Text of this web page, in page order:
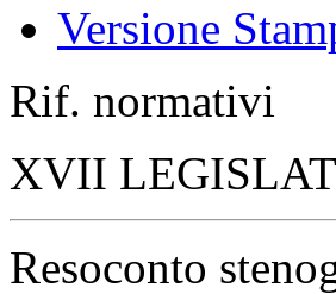
Versione
Rif. normativi
XVII
Resoconto